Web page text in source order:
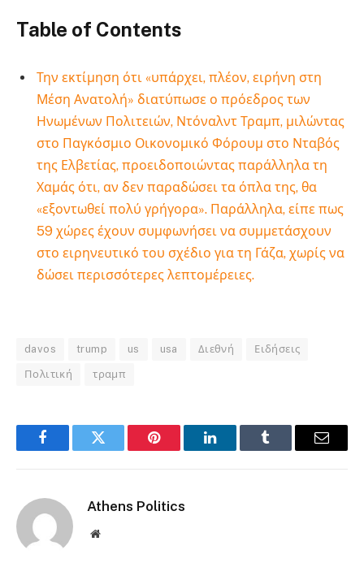
Table of Contents
Την εκτίμηση ότι «υπάρχει, πλέον, ειρήνη στη
Μέση Ανατολή» διατύπωσε ο πρόεδρος των
Ηνωμένων Πολιτειών, Ντόναλντ Τραμπ, μιλώντας
στο Παγκόσμιο Οικονομικό Φόρουμ στο Νταβός
της Ελβετίας, προειδοποιώντας παράλληλα τη
Χαμάς ότι, αν δεν παραδώσει τα όπλα της, θα
«εξοντωθεί πολύ γρήγορα». Παράλληλα, είπε πως
59 χώρες έχουν συμφωνήσει να συμμετάσχουν
στο ειρηνευτικό του σχέδιο για τη Γάζα, χωρίς να
δώσει περισσότερες λεπτομέρειες.
davos trump us usa Διεθνή Ειδήσεις
Πολιτική τραμπ
FacebookTwitter Pinterest LinkedInTumblr Email
Athens Politics
Website